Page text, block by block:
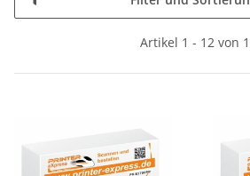
Artikel 1 - 12 von